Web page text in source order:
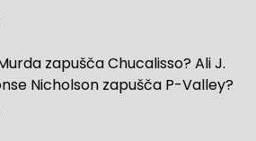
zapušča Chucalisso? Ali J.
Nicholson zapušča P-Valley?